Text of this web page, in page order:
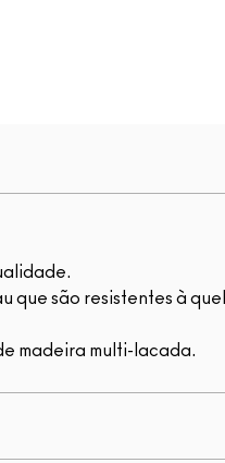
que são resistentes à
madeira multi-lacada.